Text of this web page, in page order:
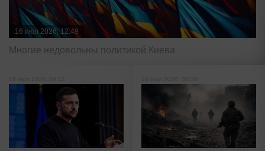
16 июл 2026, 12:49
Многие недовольны политикой Киева